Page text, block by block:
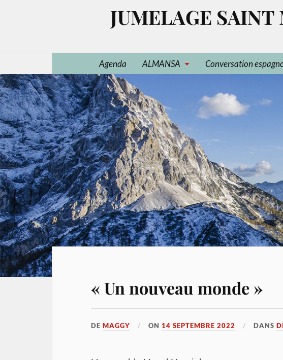
JUMELAGE
Agenda ALMANSA Conversation
« Un nouveau monde »
DEMAGGY ON 14 SEPTEMBRE 2022 DANS